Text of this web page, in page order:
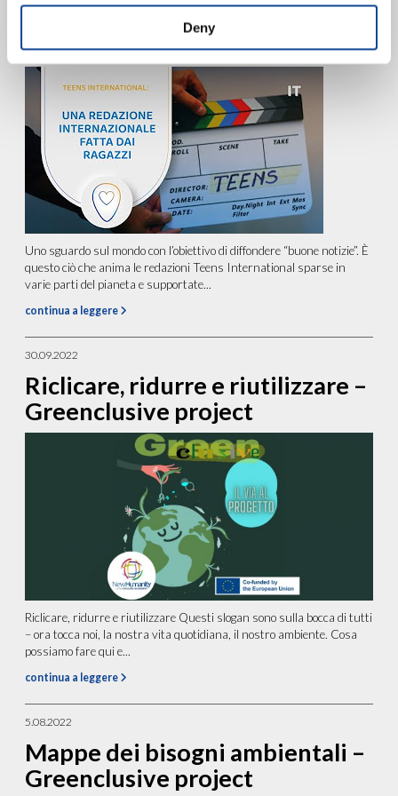
Deny
redazione internazionale fatta
dai ragazzi
Uno sguardo sul mondo con l’obiettivo di diffondere “buone notizie”. È
questo ciò che anima le redazioni Teens International sparse in
varie parti del pianeta e supportate...
continua a leggere
30.09.2022
Riclicare, ridurre e riutilizzare –
Greenclusive project
Riclicare, ridurre e riutilizzare Questi slogan sono sulla bocca di tutti
– ora tocca noi, la nostra vita quotidiana, il nostro ambiente. Cosa
possiamo fare qui e...
continua a leggere
5.08.2022
Mappe dei bisogni ambientali –
Greenclusive project